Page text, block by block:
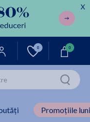
X
0 0
Promoțiile